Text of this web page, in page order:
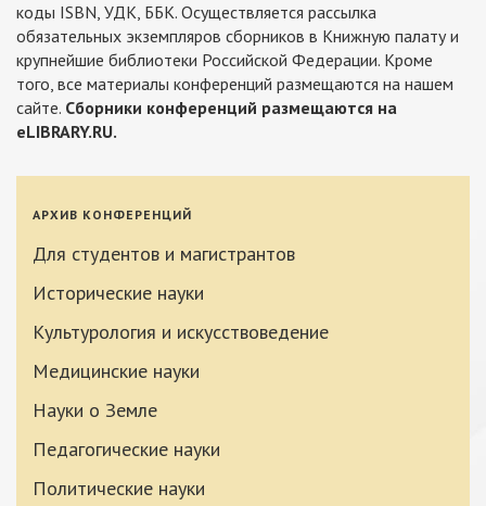
коды ISBN, УДК, ББК. Осуществляется рассылка
обязательных экземпляров сборников в Книжную палату и
крупнейшие библиотеки Российской Федерации. Кроме
того, все материалы конференций размещаются на нашем
сайте. Сборники конференций размещаются на
eLIBRARY.RU.
АРХИВ КОНФЕРЕНЦИЙ
Для студентов и магистрантов
Исторические науки
Культурология и искусствоведение
Медицинские науки
Науки о Земле
Педагогические науки
Политические науки